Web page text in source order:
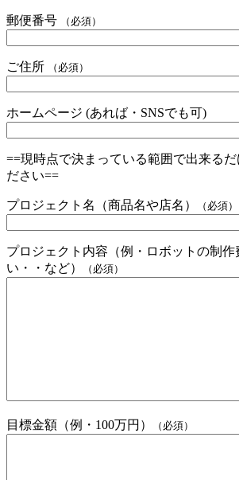
郵便番号 （必須）
ご住所 （必須）
ホームページ (あれば・SNSでも可)
==現時点で決まっている範囲で出来るだ
ださい==
プロジェクト名（商品名や店名） （必須）
プロジェクト内容（例・ロボットの制作
い・・など）
（必須）
目標金額（例・100万円） （必須）